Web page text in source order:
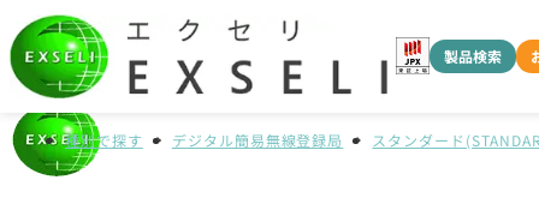
製品検索
種別で探す デジタル簡易無線登録局 スタンダード